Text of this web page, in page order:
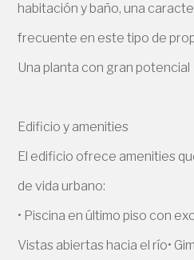
habitación y baño, una
frecuente en este tipo de
Una planta con gran potencial
Edificio y amenities
El edificio ofrece amenities
de vida urbano:
• Piscina en último piso con
Vistas abiertas hacia el río•